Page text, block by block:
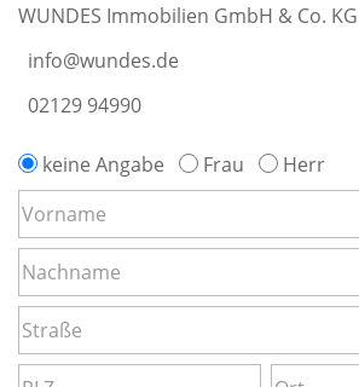
WUNDES Immobilien GmbH & Co. KG
info@wundes.de
02129 94990
keine Angabe Frau Herr